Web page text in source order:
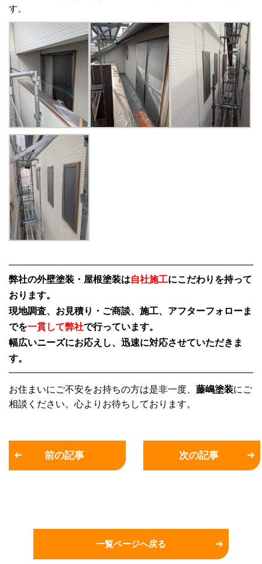
す。
弊社の外壁塗装・屋根塗装は自社施工にこだわりを持って
おります。
現地調査、お見積り・ご商談、施工、アフターフォローま
でを一貫して弊社で行っています。
幅広いニーズにお応えし、迅速に対応させていただきま
す。
お住まいにご不安をお持ちの方は是非一度、 藤嶋塗装にご
相談ください。心よりお待ちしております。
前の記事 次の記事
一覧ページへ戻る